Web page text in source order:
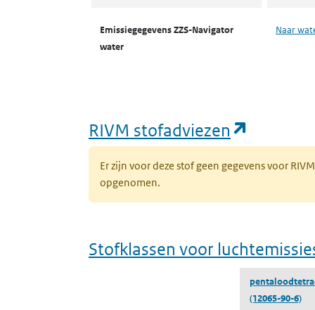
Emissiegegevens ZZS-Navigator
water
Naar
RIVM stofadviezen
Er zijn voor deze stof geen gegevens voor
opgenomen.
Stofklassen voor
(12065-90-6)